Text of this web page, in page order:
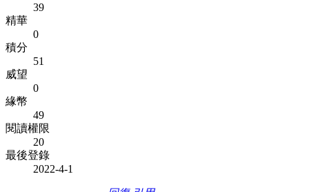
39
精華
0
積分
51
威望
0
緣幣
49
閱讀權限
20
最後登錄
2022-4-1